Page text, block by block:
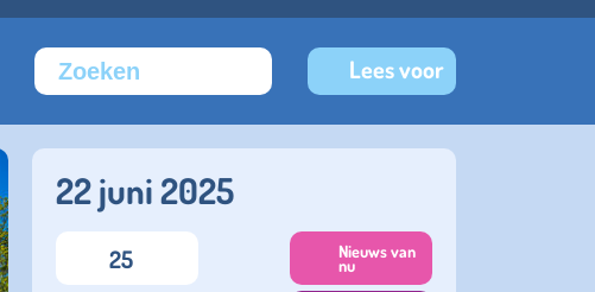
Lees voor
22 juni 2025
25 Nieuws van
nu